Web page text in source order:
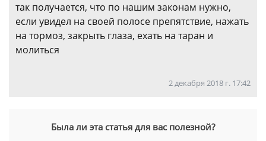
так получается, что по нашим законам нужно,
если увидел на своей полосе препятствие, нажать
на тормоз, закрыть глаза, ехать на таран и
молиться
2 декабря 2018 г. 17:42
Была ли эта статья для вас полезной?